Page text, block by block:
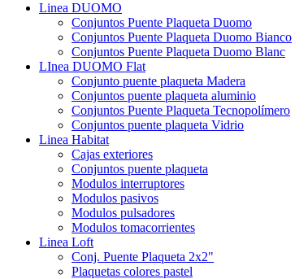
Linea DUOMO
Conjuntos Puente Plaqueta Duomo
Conjuntos Puente Plaqueta Duomo Bianco
Conjuntos Puente Plaqueta Duomo Blanc
LInea DUOMO Flat
Conjunto puente plaqueta Madera
Conjuntos puente plaqueta aluminio
Conjuntos Puente Plaqueta Tecnopolímero
Conjuntos puente plaqueta Vidrio
Linea Habitat
Cajas exteriores
Conjuntos puente plaqueta
Modulos interruptores
Modulos pasivos
Modulos pulsadores
Modulos tomacorrientes
Linea Loft
Conj. Puente Plaqueta 2x2"
Plaquetas colores pastel